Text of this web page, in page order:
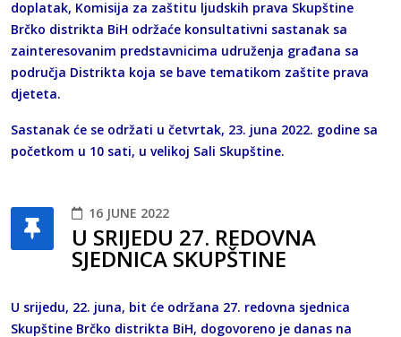
doplatak, Komisija za zaštitu ljudskih prava Skupštine
Brčko distrikta BiH održaće konsultativni sastanak sa
zainteresovanim predstavnicima udruženja građana sa
područja Distrikta koja se bave tematikom zaštite prava
djeteta.
Sastanak će se održati u četvrtak, 23. juna 2022. godine sa
početkom u 10 sati, u velikoj Sali Skupštine.
16 JUNE 2022
U SRIJEDU 27. REDOVNA
SJEDNICA SKUPŠTINE
U srijedu, 22. juna, bit će održana 27. redovna sjednica
Skupštine Brčko distrikta BiH, dogovoreno je danas na